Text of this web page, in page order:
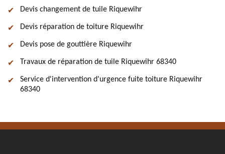
Devis changement de tuile Riquewihr
Devis réparation de toiture Riquewihr
Devis pose de gouttière Riquewihr
Travaux de réparation de tuile Riquewihr 68340
Service d'intervention d'urgence fuite toiture Riquewihr
68340